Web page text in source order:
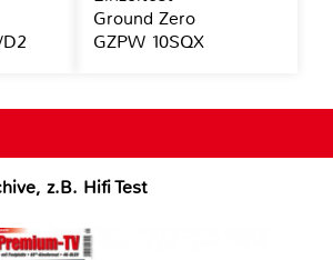
z.B. Hifi Test
Ground Zero
GZPW 10SQX